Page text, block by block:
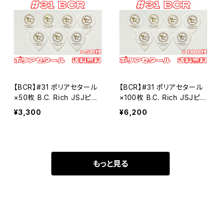
【BCR】#31 ポリアセタール
×50枚 B.C. Rich JSJピッ
クタイプ MLピック【送料込
み】
¥3,300
【BCR】#31 ポリアセタール
×100枚 B.C. Rich JSJピッ
クタイプ MLピック【送料込
み】
¥6,200
もっと見る